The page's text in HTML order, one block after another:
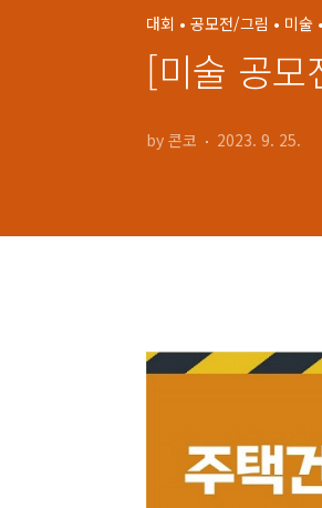
대회 • 공모전/그림 • 미술
[미술 공모
by 콘코 2023. 9. 25.